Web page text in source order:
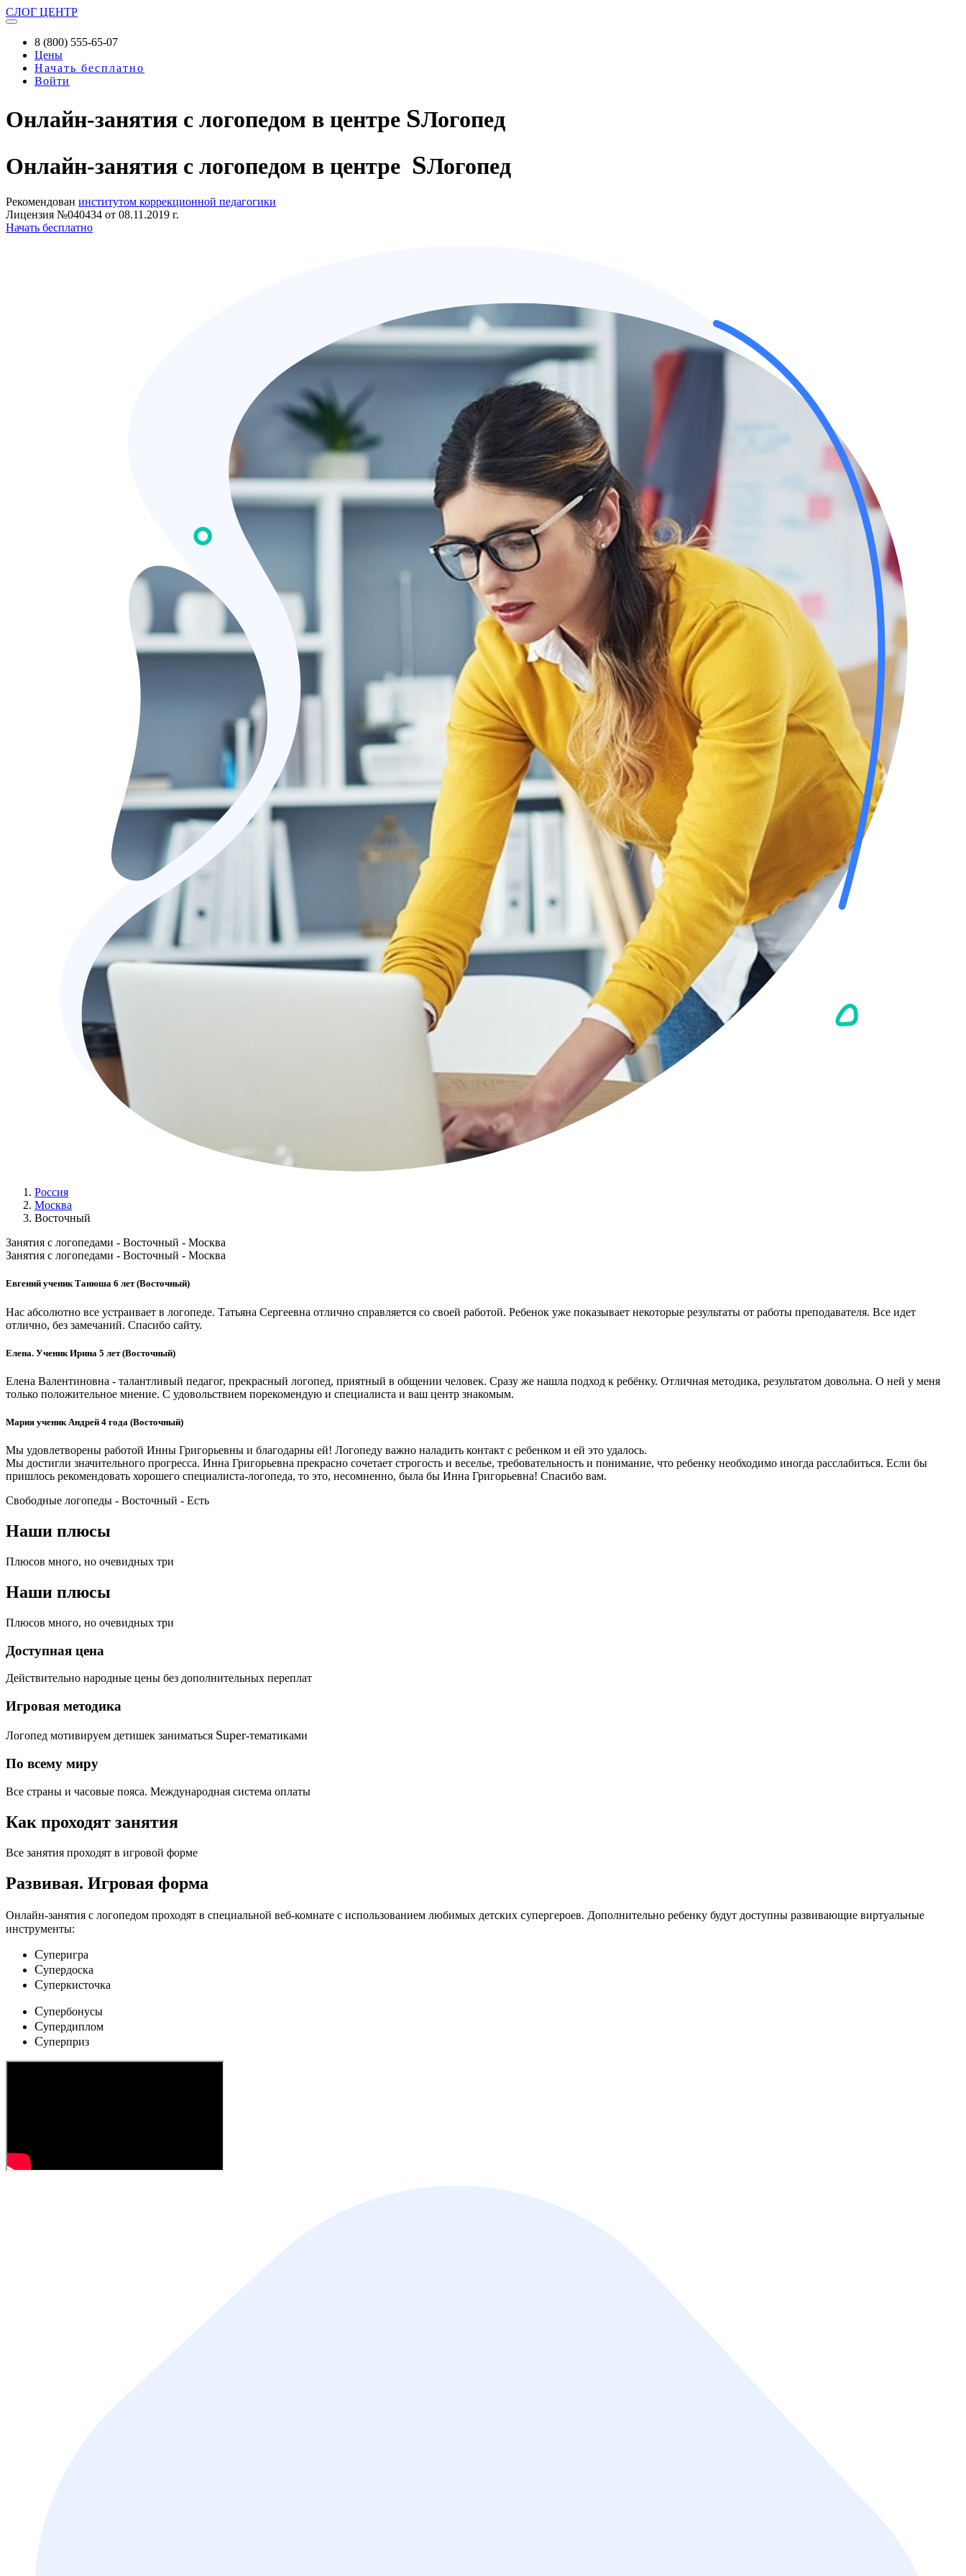
СЛОГ ЦЕНТР
8 (800) 555-65-07
Цены
Начать бесплатно
Войти
Онлайн-занятия с логопедом в центре SЛогопед
Онлайн-занятия с логопедом в центре SЛогопед
Рекомендован институтом коррекционной педагогики
Лицензия №040434 от 08.11.2019 г.
Начать бесплатно
Россия
Москва
Восточный
Занятия с логопедами - Восточный - Москва
Занятия с логопедами - Восточный - Москва
Евгений ученик Танюша 6 лет (Восточный)
Нас абсолютно все устраивает в логопеде. Татьяна Сергеевна отлично справляется со своей работой. Ребенок уже показывает некоторые результаты от работы преподавателя. Все идет
отлично, без замечаний. Спасибо сайту.
Елена. Ученик Ирина 5 лет (Восточный)
Елена Валентиновна - талантливый педагог, прекрасный логопед, приятный в общении человек. Сразу же нашла подход к ребёнку. Отличная методика, результатом довольна. О ней у меня
только положительное мнение. С удовольствием порекомендую и специалиста и ваш центр знакомым.
Мария ученик Андрей 4 года (Восточный)
Мы удовлетворены работой Инны Григорьевны и благодарны ей! Логопеду важно наладить контакт с ребенком и ей это удалось.
Мы достигли значительного прогресса. Инна Григорьевна прекрасно сочетает строгость и веселье, требовательность и понимание, что ребенку необходимо иногда расслабиться. Если бы
пришлось рекомендовать хорошего специалиста-логопеда, то это, несомненно, была бы Инна Григорьевна! Спасибо вам.
Свободные логопеды - Восточный - Есть
Наши плюсы
Плюсов много, но очевидных три
Наши плюсы
Плюсов много, но очевидных три
Доступная цена
Действительно народные цены без дополнительных переплат
Игровая методика
Логопед мотивируем детишек заниматься Super-тематиками
По всему миру
Все страны и часовые пояса. Международная система оплаты
Как проходят занятия
Все занятия проходят в игровой форме
Развивая. Игровая форма
Онлайн-занятия с логопедом проходят в специальной веб-комнате с использованием любимых детских cупергероев. Дополнительно ребенку будут доступны развивающие виртуальные
инструменты:
Cуперигра
Cупердоска
Cуперкисточка
Cупербонусы
Cупердиплом
Cуперприз